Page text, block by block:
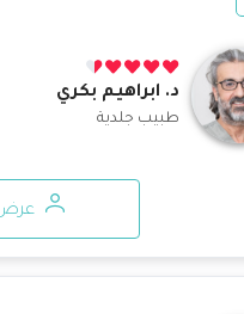
د. ابراهيم بكري
طبيب جلدية
عرض